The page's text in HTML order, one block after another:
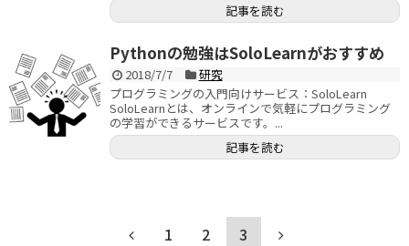
記事を読む
Pythonの勉強はSoloLearnがおすすめ
2018/7/7
研究
プログラミングの入門向けサービス：SoloLearn
SoloLearnとは、オンラインで気軽にプログラミング
の学習ができるサービスです。...
記事を読む
1 2 3